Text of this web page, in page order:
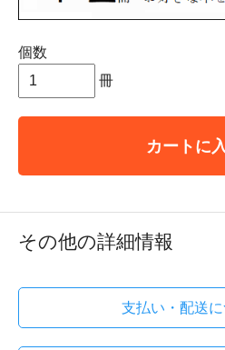
個数
冊
カートに
その他の詳細情報
支払い・配送